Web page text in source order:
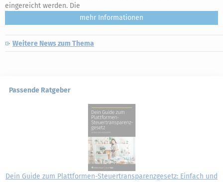
eingereicht werden. Die
mehr
Weitere News zum Thema
Passende Ratgeber
Dein Guide zum Plattformen-Steuertransparenzgesetz: Einfach und